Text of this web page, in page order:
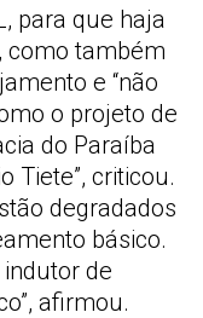
para que haja
como também
e “não
o projeto de
do Paraíba
Tiete”, criticou.
degradados
básico.
indutor de
afirmou.